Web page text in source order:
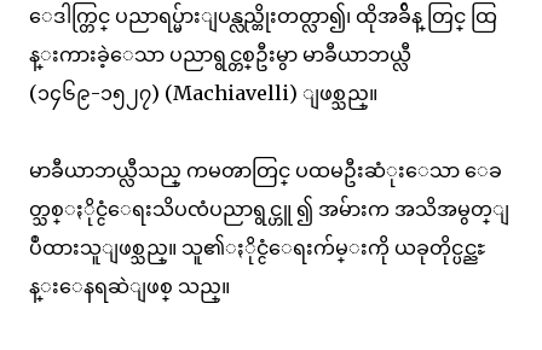
ေဒါက္တြင္ ပညာရပ္မ်ားျပန္လည္တိုးတတ္လာ၍၊ ထိုအခ်ိန္ တြင္ ထြ
န္းကားခဲ့ေသာ ပညာရွင္တစ္ဦးမွာ မာခီယာဘယ္လီ
(၁၄၆၉-၁၅၂၇) (Machiavelli) ျဖစ္သည္။
မာခီယာဘယ္လီသည္ ကမၻာတြင္ ပထမဦးဆံုးေသာ ေခ
တ္သစ္ႏိုင္ငံေရးသိပၸံပညာရွင္ဟူ ၍ အမ်ားက အသိအမွတ္ျ
ပဳထားသူျဖစ္သည္။ သူ၏ႏိုင္ငံေရးက်မ္းကို ယခုတိုင္ပင္ညႊ
န္းေနရဆဲျဖစ္ သည္။